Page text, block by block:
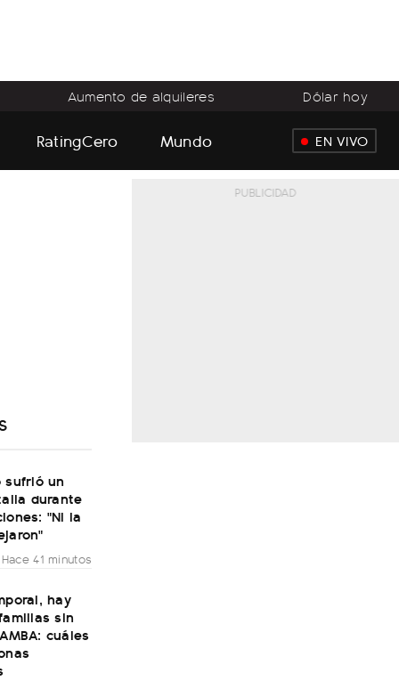
Aumento de alquileres Dólar hoy
RatingCero Mundo EN VIVO
sufrió un
durante
"Ni la
Hace 41 minutos
hay
sin
cuáles